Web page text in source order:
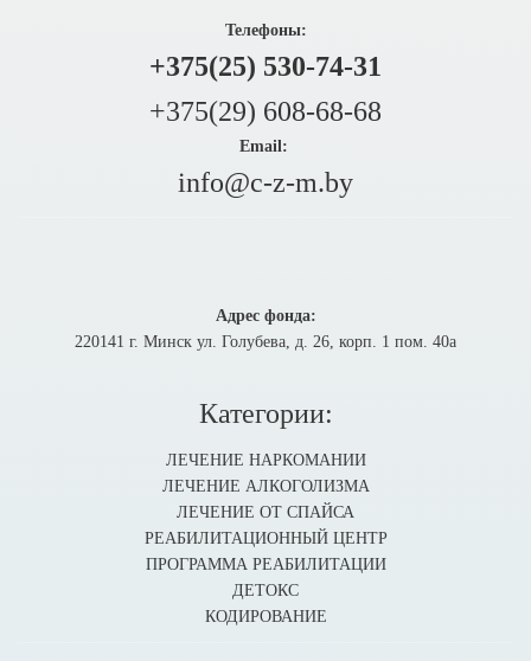
Телефоны:
+375(25) 530-74-31
+375(29) 608-68-68
Email:
info@c-z-m.by
Адрес фонда:
220141 г. Минск ул. Голубева, д. 26, корп. 1 пом. 40а
Категории:
ЛЕЧЕНИЕ НАРКОМАНИИ
ЛЕЧЕНИЕ АЛКОГОЛИЗМА
ЛЕЧЕНИЕ ОТ СПАЙСА
РЕАБИЛИТАЦИОННЫЙ ЦЕНТР
ПРОГРАММА РЕАБИЛИТАЦИИ
ДЕТОКС
КОДИРОВАНИЕ